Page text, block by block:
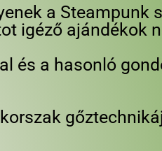
a Steampunk
igéző ajándékok
és a hasonló